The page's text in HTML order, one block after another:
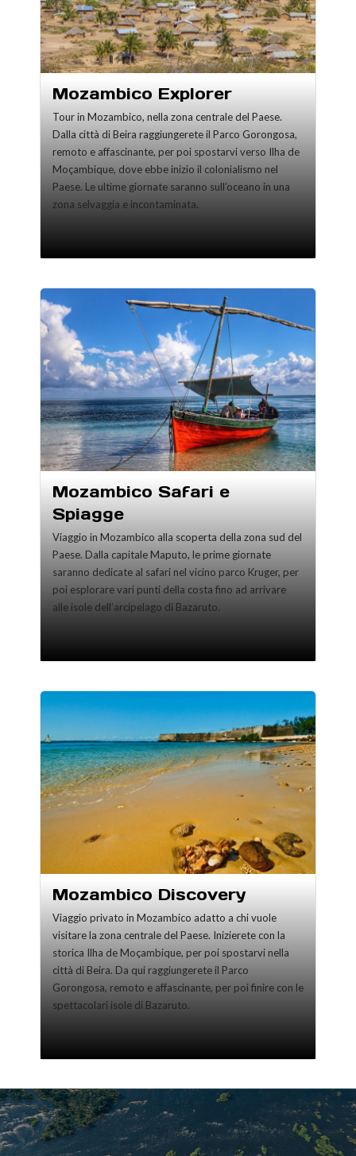
Mozambico Explorer
Tour in Mozambico, nella zona centrale del Paese.
Dalla città di Beira raggiungerete il Parco Gorongosa,
remoto e affascinante, per poi spostarvi verso Ilha de
Moçambique, dove ebbe inizio il colonialismo nel
Paese. Le ultime giornate saranno sull’oceano in una
zona selvaggia e incontaminata.
Mozambico Safari e
Spiagge
Viaggio in Mozambico alla scoperta della zona sud del
Paese. Dalla capitale Maputo, le prime giornate
saranno dedicate al safari nel vicino parco Kruger, per
poi esplorare vari punti della costa fino ad arrivare
alle isole dell’arcipelago di Bazaruto.
Mozambico Discovery
Viaggio privato in Mozambico adatto a chi vuole
visitare la zona centrale del Paese. Inizierete con la
storica Ilha de Moçambique, per poi spostarvi nella
città di Beira. Da qui raggiungerete il Parco
Gorongosa, remoto e affascinante, per poi finire con le
spettacolari isole di Bazaruto.